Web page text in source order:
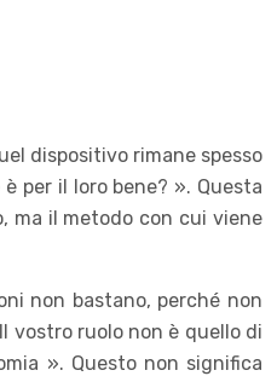
dispositivo rimane spesso
per il loro bene? ». Questa
ma il metodo con cui viene
non bastano, perché non
vostro ruolo non è quello di
». Questo non significa